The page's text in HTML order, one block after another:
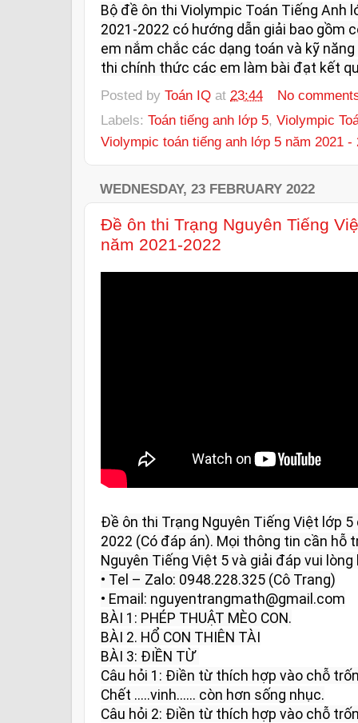
Bộ đề ôn thi Violympic Toán Tiếng Anh
2021-2022 có hướng dẫn giải bao gồm
em nắm chắc các dạng toán và kỹ
thi chính thức các em làm bài đạt kết
Posted by Toán IQ at 23:44
No
Labels: Toán tiếng anh lớp 5, Violympic
Violympic toán tiếng anh lớp 5 năm 2021 -
WEDNESDAY, 23 FEBRUARY 2022
Đề ôn thi Trạng Nguyên Tiếng
năm 2021-2022
Đề ôn thi Trạng Nguyên Tiếng Việt lớp
2022 (Có đáp án). Mọi thông tin cần hỗ
Nguyên Tiếng Việt 5 và giải đáp vui lòng
• Tel – Zalo: 0948.228.325 (Cô Trang)
• Email: nguyentrangmath@gmail.com
BÀI 1: PHÉP THUẬT MÈO CON.
BÀI 2. HỔ CON THIÊN TÀI
BÀI 3: ĐIỀN TỪ
Câu hỏi 1: Điền từ thích hợp vào chỗ
Chết .....vinh...... còn hơn sống nhục.
Câu hỏi 2: Điền từ thích hợp vào chỗ